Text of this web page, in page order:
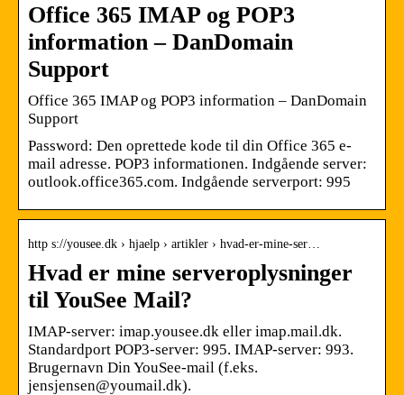
Office 365 IMAP og POP3
information – DanDomain
Support
Office 365 IMAP og POP3 information – DanDomain
Support
Password: Den oprettede kode til din Office 365 e-
mail adresse. POP3 informationen. Indgående server:
outlook.office365.com. Indgående serverport: 995
http s://yousee.dk › hjaelp › artikler › hvad-er-mine-ser…
Hvad er mine serveroplysninger
til YouSee Mail?
IMAP-server: imap.yousee.dk eller imap.mail.dk.
Standardport POP3-server: 995. IMAP-server: 993.
Brugernavn Din YouSee-mail (f.eks.
jensjensen@youmail.dk).